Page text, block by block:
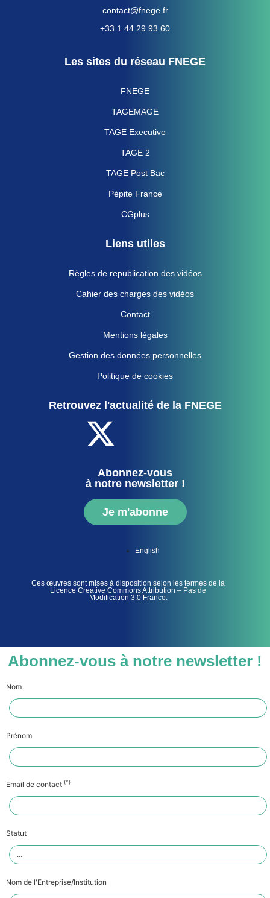
contact@fnege.fr
+33 1 44 29 93 60
Les sites du réseau FNEGE
FNEGE
TAGEMAGE
TAGE Executive
TAGE 2
TAGE Post Bac
Pépite France
CGplus
Liens utiles
Règles de republication des vidéos
Cahier des charges des vidéos
Contact
Mentions légales
Gestion des données personnelles
Politique de cookies
Retrouvez l'actualité de la FNEGE
Abonnez-vous
à notre newsletter !
Je m'abonne
English
Ces œuvres sont mises à disposition selon les termes de la
Licence Creative Commons Attribution – Pas de
Modification 3.0 France.
Abonnez-vous à notre newsletter !
Nom
Prénom
Email de contact (*)
Statut
Nom de l'Entreprise/Institution